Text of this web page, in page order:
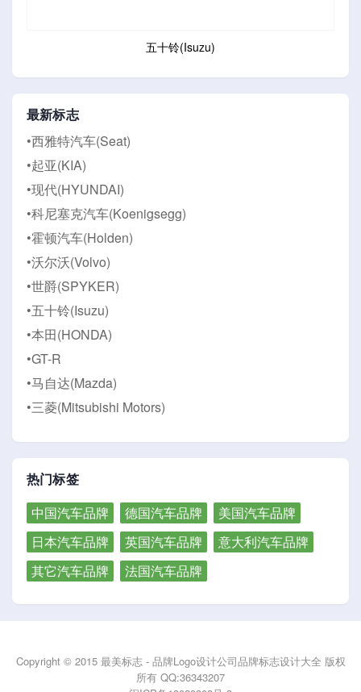
五十铃(Isuzu)
最新标志
•西雅特汽车(Seat)
•起亚(KIA)
•现代(HYUNDAI)
•科尼塞克汽车(Koenigsegg)
•霍顿汽车(Holden)
•沃尔沃(Volvo)
•世爵(SPYKER)
•五十铃(Isuzu)
•本田(HONDA)
•GT-R
•马自达(Mazda)
•三菱(Mitsubishi Motors)
热门标签
中国汽车品牌
德国汽车品牌
美国汽车品牌
日本汽车品牌
英国汽车品牌
意大利汽车品牌
其它汽车品牌
法国汽车品牌
Copyright © 2015 最美标志 - 品牌Logo设计公司品牌标志设计大全 版权
所有 QQ:36343207